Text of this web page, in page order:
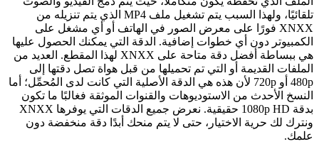
تلقائيًا، ولهذا السبب يتم تشغيل ملف MP4 الذي يتم تنزيله من
XNXX فورًا على معرض الصور في الهاتف أو أي مشغل على
الكمبيوتر دون أي خطوات إضافية. الدقة التي يمكنك الحصول عليها
هي ببساطة أفضل دقة متاحة على XNXX لهذا المقطع. العديد من
الملفات القديمة أو التي تم تحميلها من قبل هواة تصل دقتها إلى
480p أو 720p لأن هذه هي الدقة الأصلية التي كانت لدى المُحمِّل؛ أما
النسخ الأحدث من الاستوديوهات والقنوات الموثقة فغالبًا ما تكون
بدقة 1080p HD حقيقية. نعرض جميع الدقات التي يوفرها XNXX
ونترك لك حرية الاختيار، حتى لا يتم منحك أبدًا دقة منخفضة دون
علمك.